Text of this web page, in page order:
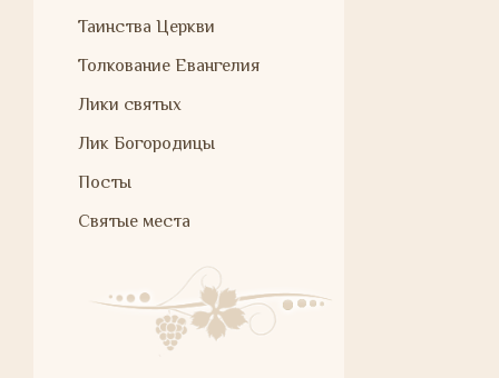
Таинства Церкви
Толкование Евангелия
Лики святых
Лик Богородицы
Посты
Святые места